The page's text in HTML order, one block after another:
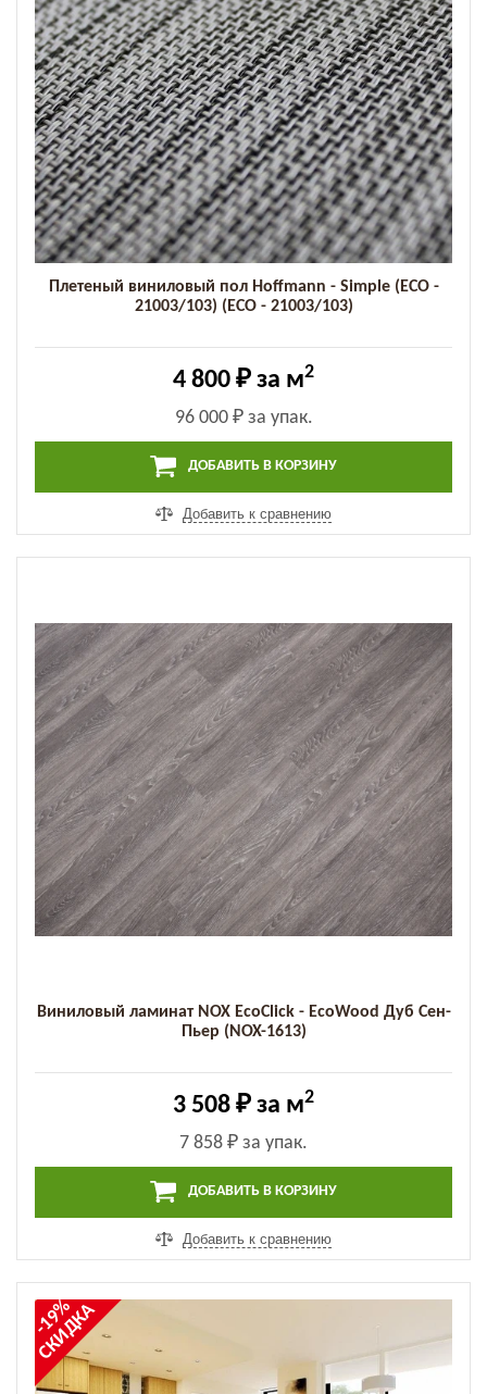
Плетеный виниловый пол Hoffmann - Simple (ECO -
21003/103) (ECO - 21003/103)
4 800 ₽ за м2
96 000 ₽за упак.
ДОБАВИТЬ В КОРЗИНУ
Добавить к сравнению
Виниловый ламинат NOX EcoClick - EcoWood Дуб Сен-
Пьер (NOX-1613)
3 508 ₽ за м2
7 858 ₽ за упак.
ДОБАВИТЬ В КОРЗИНУ
Добавить к сравнению
-19%
СКИДКА